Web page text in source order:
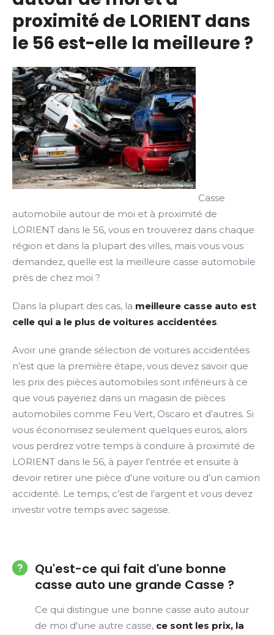
proximité de LORIENT dans
le 56 est-elle la meilleure ?
Casse
automobile autour de moi et à proximité de
LORIENT dans le 56, vous en trouverez dans chaque
région et dans la plupart des villes, mais vous vous
demandez, quelle est la meilleure casse automobile
près de chez moi ?
Dans la plupart des cas, la meilleure casse auto est
celle qui a le plus de voitures accidentées.
Avoir une grande sélection de voitures accidentées
n’est que la première étape, vous devez savoir que
les prix des pièces automobiles sont inférieurs à ce
que vous payeriez dans un magasin de pièces
automobiles comme Feu Vert, Oscaro et d’autres. Si
vous économisez seulement quelques euros, alors
vous perdrez votre temps à conduire à proximité de
LORIENT dans le 56, à payer l’entrée et ensuite à
devoir retirer une pièce d’une voiture ou d’un camion
accidenté. Le temps, c’est de l’argent et vous devez
investir votre temps avec sagesse.
Qu'est-ce qui fait d'une bonne
casse auto une grande Casse ?
Ce qui distingue une bonne casse auto autour
de moi d'une autre casse, ce sont les prix, la